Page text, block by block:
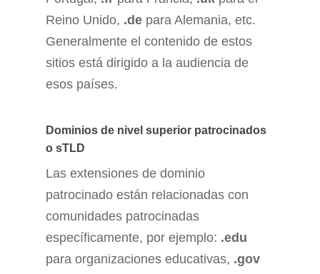
Reino Unido, .de para Alemania, etc.
Generalmente el contenido de estos
sitios está dirigido a la audiencia de
esos países.
Dominios de nivel superior patrocinados
o sTLD
Las extensiones de dominio
patrocinado están relacionadas con
comunidades patrocinadas
específicamente, por ejemplo: .edu
para organizaciones educativas, .gov